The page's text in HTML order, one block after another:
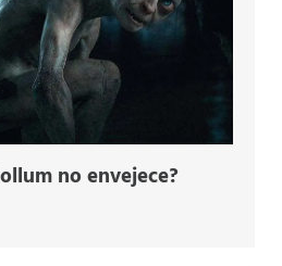
no envejece?